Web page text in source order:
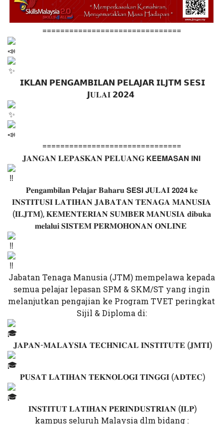
===============================
𝗜𝗞𝗟𝗔𝗡 𝗣𝗘𝗡𝗚𝗔𝗠𝗕𝗜𝗟𝗔𝗡 𝗣𝗘𝗟𝗔𝗝𝗔𝗥 𝗜𝗟𝗝𝗧𝗠 𝗦𝗘𝗦𝗜
𝗝𝐔𝐋𝐀𝐈 𝟮𝟬𝟮𝟰
===============================
𝐉𝐀𝐍𝐆𝐀𝐍 𝐋𝐄𝐏𝐀𝐒𝐊𝐀𝐍 𝐏𝐄𝐋𝐔𝐀𝐍𝐆 𝗞𝗘𝗘𝗠𝗔𝗦𝗔𝗡 𝗜𝗡𝗜
𝐏𝐞𝐧𝐠𝐚𝐦𝐛𝐢𝐥𝐚𝐧 𝐏𝐞𝐥𝐚𝐣𝐚𝐫 𝐁𝐚𝐡𝐚𝐫𝐮 𝗦𝗘𝗦𝗜 𝗝𝐔𝐋𝐀𝐈 𝟮𝟬𝟮𝟰 𝐤𝐞
𝐈𝐍𝐒𝐓𝐈𝐓𝐔𝐒𝐈 𝐋𝐀𝐓𝐈𝐇𝐀𝐍 𝐉𝐀𝐁𝐀𝐓𝐀𝐍 𝐓𝐄𝐍𝐀𝐆𝐀 𝐌𝐀𝐍𝐔𝐒𝐈𝐀
(𝐈𝐋𝐉𝐓𝐌), 𝐊𝐄𝐌𝐄𝐍𝐓𝐄𝐑𝐈𝐀𝐍 𝐒𝐔𝐌𝐁𝐄𝐑 𝐌𝐀𝐍𝐔𝐒𝐈𝐀 𝐝𝐢𝐛𝐮𝐤𝐚
𝐦𝐞𝐥𝐚𝐥𝐮𝐢 𝐒𝐈𝐒𝐓𝐄𝐌 𝐏𝐄𝐑𝐌𝐎𝐇𝐎𝐍𝐀𝐍 𝐎𝐍𝐋𝐈𝐍𝐄
Jabatan Tenaga Manusia (JTM) mempelawa kepada
semua pelajar lepasan SPM & SKM/ST yang ingin
melanjutkan pengajian ke Program TVET peringkat
Sijil & Diploma di:
𝐉𝐀𝐏𝐀𝐍-𝐌𝐀𝐋𝐀𝐘𝐒𝐈𝐀 𝐓𝐄𝐂𝐇𝐍𝐈𝐂𝐀𝐋 𝐈𝐍𝐒𝐓𝐈𝐓𝐔𝐓𝐄 (𝐉𝐌𝐓𝐈)
𝐏𝐔𝐒𝐀𝐓 𝐋𝐀𝐓𝐈𝐇𝐀𝐍 𝐓𝐄𝐊𝐍𝐎𝐋𝐎𝐆𝐈 𝐓𝐈𝐍𝐆𝐆𝐈 (𝐀𝐃𝐓𝐄𝐂)
𝐈𝐍𝐒𝐓𝐈𝐓𝐔𝐓 𝐋𝐀𝐓𝐈𝐇𝐀𝐍 𝐏𝐄𝐑𝐈𝐍𝐃𝐔𝐒𝐓𝐑𝐈𝐀𝐍 (𝐈𝐋𝐏)
kampus seluruh Malaysia dlm bidang :